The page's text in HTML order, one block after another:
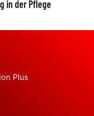
in der Pflege
Plus